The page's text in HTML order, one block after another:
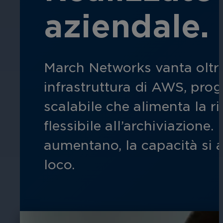
Assicura la sicurezza di scuole,
apprendimento, nel rispetto della
Ospitalità
Migliorate la sicurezza degli
della vostra struttura.
aziendale.
March Networks vanta
infrastruttura di AWS,
scalabile che alimenta la
flessibile
aumentano, la capacità si
loco.